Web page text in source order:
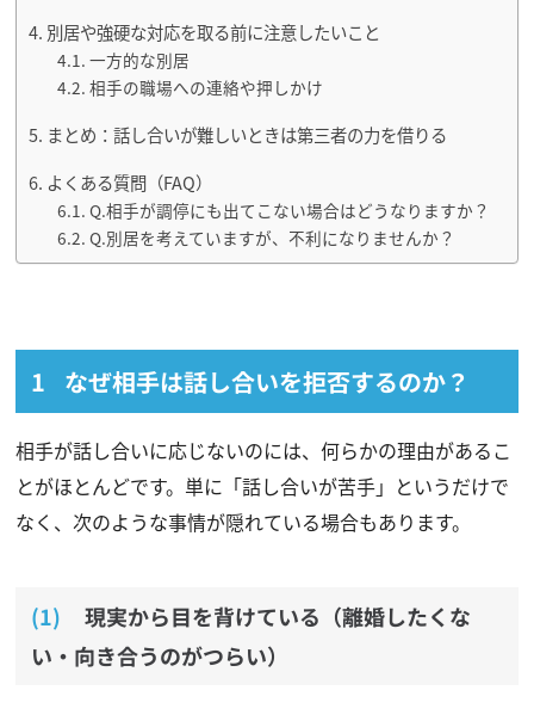
別居や強硬な対応を取る前に注意したいこと
一方的な別居
相手の職場への連絡や押しかけ
まとめ：話し合いが難しいときは第三者の力を借りる
よくある質問（FAQ）
Q.相手が調停にも出てこない場合はどうなりますか？
Q.別居を考えていますが、不利になりませんか？
なぜ相手は話し合いを拒否するのか？
相手が話し合いに応じないのには、何らかの理由があるこ
とがほとんどです。単に「話し合いが苦手」というだけで
なく、次のような事情が隠れている場合もあります。
現実から目を背けている（離婚したくな
い・向き合うのがつらい）